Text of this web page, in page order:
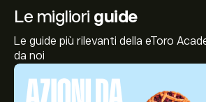
Le migliori guide
Le guide più rilevanti della eToro
da noi